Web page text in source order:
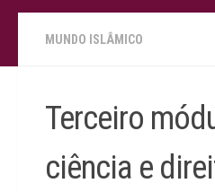
MUNDO ISLÂMICO
Terceiro
ciência e